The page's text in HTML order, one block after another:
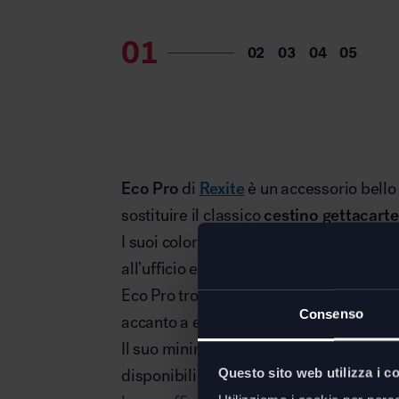
Consenso
Questo sito web utilizza i
Eco Pro di Rexite è un accessorio
sostituire il classicocestino gettacarte
I suoi colori traslucidi e la sua base
all’ufficio e allo studio un piacevole
Eco Pro trova facilmente la sua
accanto a essa.
Il suo minimalismo, il suo design
disponibili lo rendono adatto